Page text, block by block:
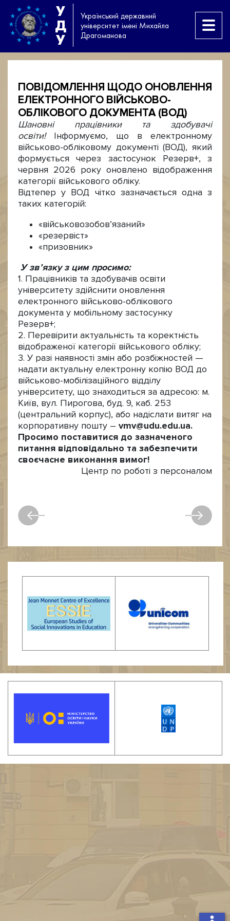
У
Д
У
Український державний
університет імені Михайла
Драгоманова
ПОВІДОМЛЕННЯ ЩОДО ОНОВЛЕННЯ
ЕЛЕКТРОННОГО ВІЙСЬКОВО-
ОБЛІКОВОГО ДОКУМЕНТА (ВОД)
Шановні працівники та здобувачі
освіти! Інформуємо, що в електронному
військово-обліковому документі (ВОД), який
формується через застосунок Резерв+, з
червня 2026 року оновлено відображення
категорії військового обліку.
Відтепер у ВОД чітко зазначається одна з
таких категорій:
«військовозобов’язаний»
«резервіст»
«призовник»
У зв’язку з цим просимо:
1. Працівників та здобувачів освіти
університету здійснити оновлення
електронного військово-облікового
документа у мобільному застосунку
Резерв+;
2. Перевірити актуальність та коректність
відображеної категорії військового обліку;
3. У разі наявності змін або розбіжностей —
надати актуальну електронну копію ВОД до
військово-мобілізаційного відділу
університету, що знаходиться за адресою: м.
Київ, вул. Пирогова, буд. 9, каб. 253
(центральний корпус), або надіслати витяг на
корпоративну пошту – vmv@udu.edu.ua.
Просимо поставитися до зазначеного
питання відповідально та забезпечити
своєчасне виконання вимог!
Центр по роботі з персоналом